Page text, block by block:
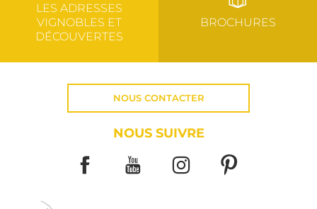
LES ADRESSES
VIGNOBLES ET
DÉCOUVERTES
BROCHURES
NOUS CONTACTER
NOUS SUIVRE